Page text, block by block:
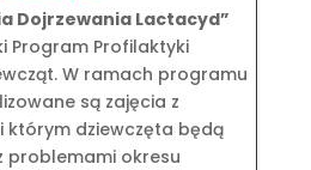
Dojrzewania Lactacyd”
Program Profilaktyki
W ramach programu
są zajęcia z
którym dziewczęta będą
problemami okresu